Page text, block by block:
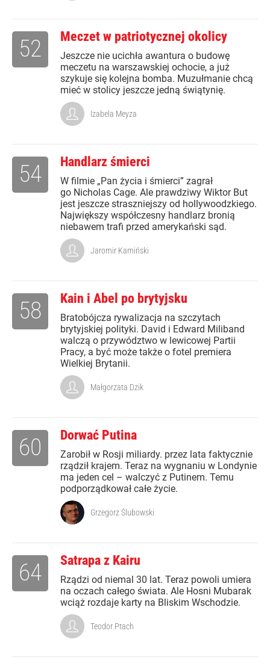
Meczet w patriotycznej okolicy
Jeszcze nie ucichła awantura o budowę
meczetu na warszawskiej ochocie, a już
szykuje się kolejna bomba. Muzułmanie chcą
mieć w stolicy jeszcze jedną świątynię.
52
Izabela Meyza
Handlarz śmierci
W filmie „Pan życia i śmierci” zagrał
go Nicholas Cage. Ale prawdziwy Wiktor But
jest jeszcze straszniejszy od hollywoodzkiego.
Największy współczesny handlarz bronią
niebawem trafi przed amerykański sąd.
54
Jaromir Kamiński
Kain i Abel po brytyjsku
Bratobójcza rywalizacja na szczytach
brytyjskiej polityki. David i Edward Miliband
walczą o przywództwo w lewicowej Partii
Pracy, a być może także o fotel premiera
Wielkiej Brytanii.
58
Małgorzata Dzik
Dorwać Putina
Zarobił w Rosji miliardy. przez lata faktycznie
rządził krajem. Teraz na wygnaniu w Londynie
ma jeden cel – walczyć z Putinem. Temu
podporządkował całe życie.
60
Grzegorz Ślubowski
Satrapa z Kairu
Rządzi od niemal 30 lat. Teraz powoli umiera
na oczach całego świata. Ale Hosni Mubarak
wciąż rozdaje karty na Bliskim Wschodzie.
64
Teodor Ptach